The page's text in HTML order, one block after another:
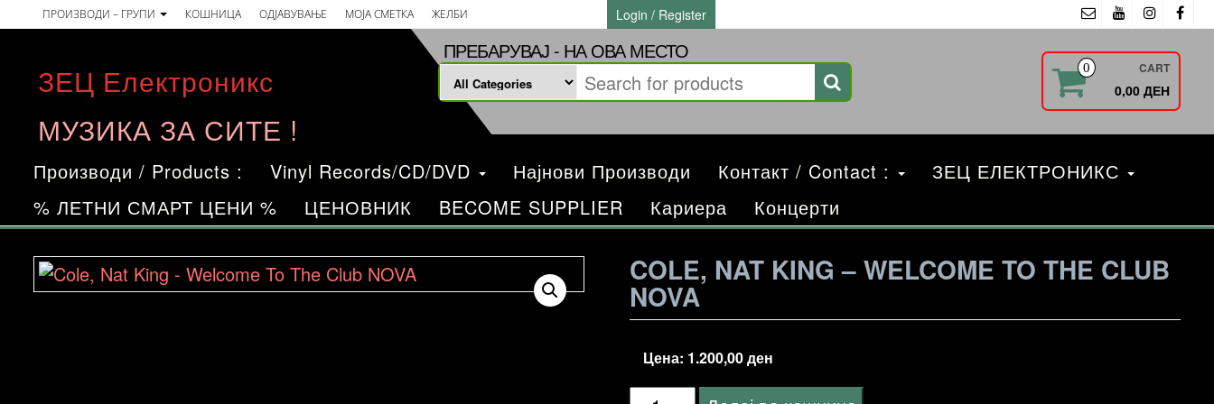
to
content
ПРОИЗВОДИ – ГРУПИ КОШНИЦА ОДЈАВУВАЊЕ МОЈА СМЕТКА ЖЕЛБИ Login / Register
ЗЕЦ Електроникс
МУЗИКА ЗА СИТЕ !
ПРЕБАРУВАЈ - НА ОВА МЕСТО
0 CART
0,00 ДЕН
Производи / Products : Vinyl Records/CD/DVD Најнови Производи Контакт / Contact :
ЗЕЦ ЕЛЕКТРОНИКС
% ЛЕТНИ СМАРТ ЦЕНИ %
ЦЕНОВНИК BECOME SUPPLIER Кариера Концерти
COLE, NAT KING – WELCOME TO THE CLUB
NOVA
Цена: 1.200,00ден